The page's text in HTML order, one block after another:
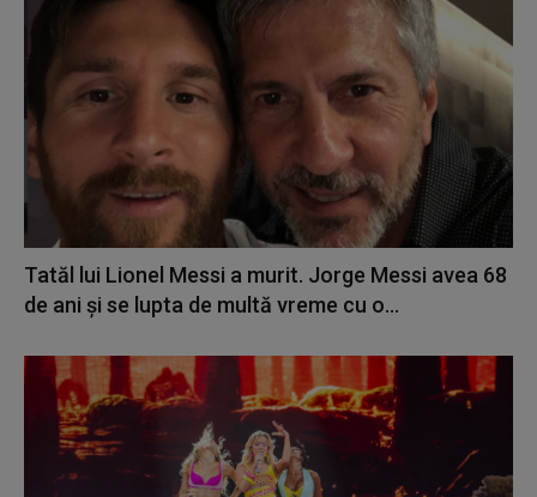
Tatăl lui Lionel Messi a murit. Jorge Messi avea 68
de ani și se lupta de multă vreme cu o...